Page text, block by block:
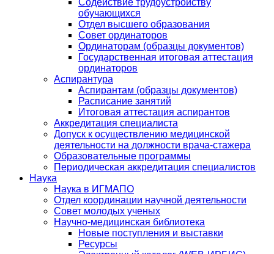
обучающихся
Отдел высшего образования
Совет ординаторов
Ординаторам (образцы документов)
Государственная итоговая аттестация
ординаторов
Аспирантура
Аспирантам (образцы документов)
Расписание занятий
Итоговая аттестация аспирантов
Аккредитация специалиста
Допуск к осуществлению медицинской
деятельности на должности врача-стажера
Образовательные программы
Периодическая аккредитация специалистов
Наука
Наука в ИГМАПО
Отдел координации научной деятельности
Совет молодых ученых
Научно-медицинская библиотека
Новые поступления и выставки
Ресурсы